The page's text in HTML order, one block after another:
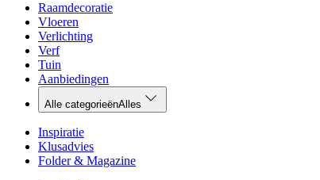
Raamdecoratie
Vloeren
Verlichting
Verf
Tuin
Aanbiedingen
Alle categorieënAlles
Inspiratie
Klusadvies
Folder & Magazine